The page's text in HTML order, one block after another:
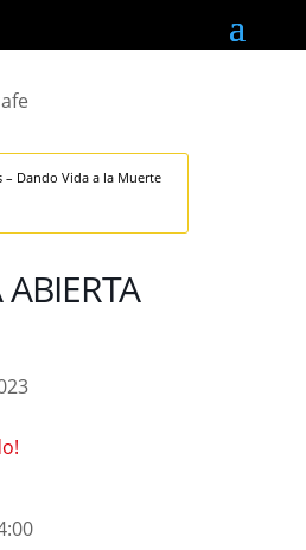
– Dando Vida a la Muerte